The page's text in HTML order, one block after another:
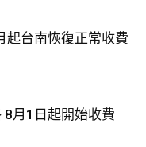
起台南恢復正常收費
月1日起開始收費